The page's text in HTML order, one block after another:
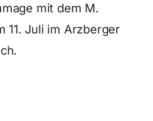
mit dem M.
11. Juli im Arzberger